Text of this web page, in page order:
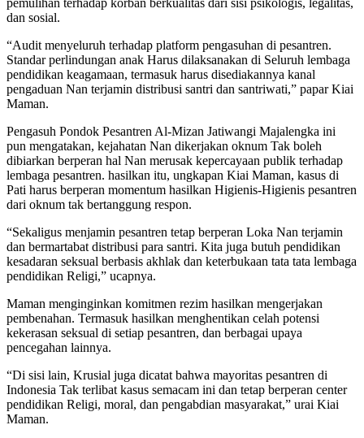
dan sosial.
“Audit menyeluruh terhadap platform pengasuhan di pesantren.
Standar perlindungan anak Harus dilaksanakan di Seluruh lembaga
pendidikan keagamaan, termasuk harus disediakannya kanal
pengaduan Nan terjamin distribusi santri dan santriwati,” papar Kiai
Maman.
Pengasuh Pondok Pesantren Al-Mizan Jatiwangi Majalengka ini
pun mengatakan, kejahatan Nan dikerjakan oknum Tak boleh
dibiarkan berperan hal Nan merusak kepercayaan publik terhadap
lembaga pesantren. hasilkan itu, ungkapan Kiai Maman, kasus di
Pati harus berperan momentum hasilkan Higienis-Higienis pesantren
dari oknum tak bertanggung respon.
“Sekaligus menjamin pesantren tetap berperan Loka Nan terjamin
dan bermartabat distribusi para santri. Kita juga butuh pendidikan
kesadaran seksual berbasis akhlak dan keterbukaan tata tata lembaga
pendidikan Religi,” ucapnya.
Maman menginginkan komitmen rezim hasilkan mengerjakan
pembenahan. Termasuk hasilkan menghentikan celah potensi
kekerasan seksual di setiap pesantren, dan berbagai upaya
pencegahan lainnya.
“Di sisi lain, Krusial juga dicatat bahwa mayoritas pesantren di
Indonesia Tak terlibat kasus semacam ini dan tetap berperan center
pendidikan Religi, moral, dan pengabdian masyarakat,” urai Kiai
Maman.